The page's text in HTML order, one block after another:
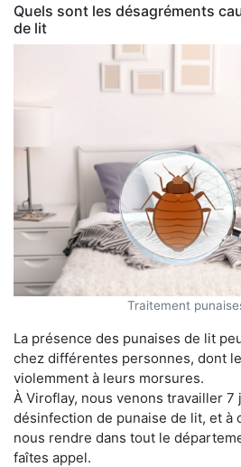
Quels sont les désagréments
de lit
Traitement
La présence des punaises de lit
chez différentes personnes, dont
violemment à leurs morsures.
À Viroflay, nous venons travailler 7
désinfection de punaise de lit, et à
nous rendre dans tout le
faîtes appel.